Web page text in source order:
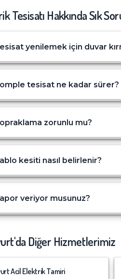
Tesisatı Hakkında Sık
yenilemek için duvar
tesisat ne kadar sürer?
zorunlu mu?
kesiti nasıl belirlenir?
veriyor musunuz?
'da Diğer Hizmetlerimiz
Acil Elektrik Tamiri